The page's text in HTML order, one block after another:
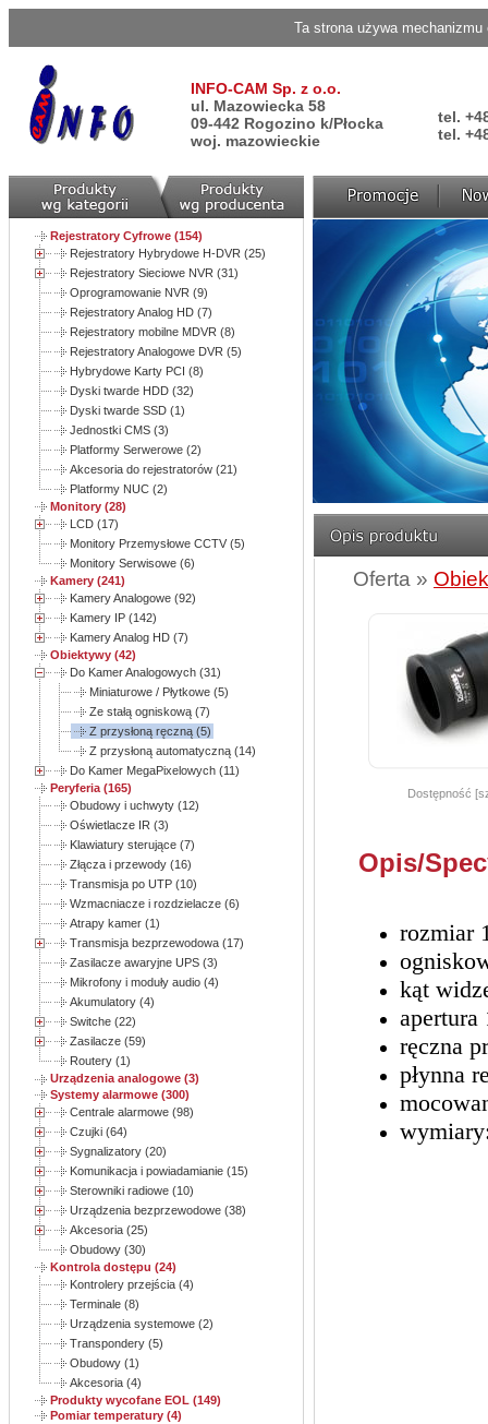
Ta strona używa
INFO-CAM Sp. z o.o.
ul. Mazowiecka 58
09-442 Rogozino k/Płocka
woj. mazowieckie
tel.
tel.
Rejestratory Cyfrowe (154)
Rejestratory Hybrydowe H-DVR (25)
Rejestratory Sieciowe NVR (31)
Oprogramowanie NVR (9)
Rejestratory Analog HD (7)
Rejestratory mobilne MDVR (8)
Rejestratory Analogowe DVR (5)
Hybrydowe Karty PCI (8)
Dyski twarde HDD (32)
Dyski twarde SSD (1)
Jednostki CMS (3)
Platformy Serwerowe (2)
Akcesoria do rejestratorów (21)
Platformy NUC (2)
Monitory (28)
LCD (17)
Monitory Przemysłowe CCTV (5)
Monitory Serwisowe (6)
Kamery (241)
Kamery Analogowe (92)
Kamery IP (142)
Kamery Analog HD (7)
Obiektywy (42)
Do Kamer Analogowych (31)
Miniaturowe / Płytkowe (5)
Ze stałą ogniskową (7)
Z przysłoną ręczną (5)
Z przysłoną automatyczną (14)
Do Kamer MegaPixelowych (11)
Peryferia (165)
Obudowy i uchwyty (12)
Oświetlacze IR (3)
Klawiatury sterujące (7)
Złącza i przewody (16)
Transmisja po UTP (10)
Wzmacniacze i rozdzielacze (6)
Atrapy kamer (1)
Transmisja bezprzewodowa (17)
Zasilacze awaryjne UPS (3)
Mikrofony i moduły audio (4)
Akumulatory (4)
Switche (22)
Zasilacze (59)
Routery (1)
Urządzenia analogowe (3)
Systemy alarmowe (300)
Centrale alarmowe (98)
Czujki (64)
Sygnalizatory (20)
Komunikacja i powiadamianie (15)
Sterowniki radiowe (10)
Urządzenia bezprzewodowe (38)
Akcesoria (25)
Obudowy (30)
Kontrola dostępu (24)
Kontrolery przejścia (4)
Terminale (8)
Urządzenia systemowe (2)
Transpondery (5)
Obudowy (1)
Akcesoria (4)
Produkty wycofane EOL (149)
Pomiar temperatury (4)
Oferta »
Dostępność
Opis/
rozmiar
kąt
apertura
ręczna
płynna